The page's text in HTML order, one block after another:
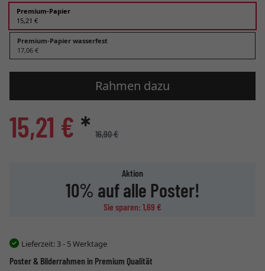
Premium-Papier
15,21 €
Premium-Papier wasserfest
17,06 €
Rahmen dazu
15,21 € * 16,90 €
Aktion
10% auf alle Poster!
Sie sparen: 1,69 €
Lieferzeit: 3 - 5 Werktage
Poster & Bilderrahmen in Premium Qualität